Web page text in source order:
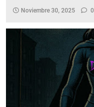
Noviembre 30, 2025 0